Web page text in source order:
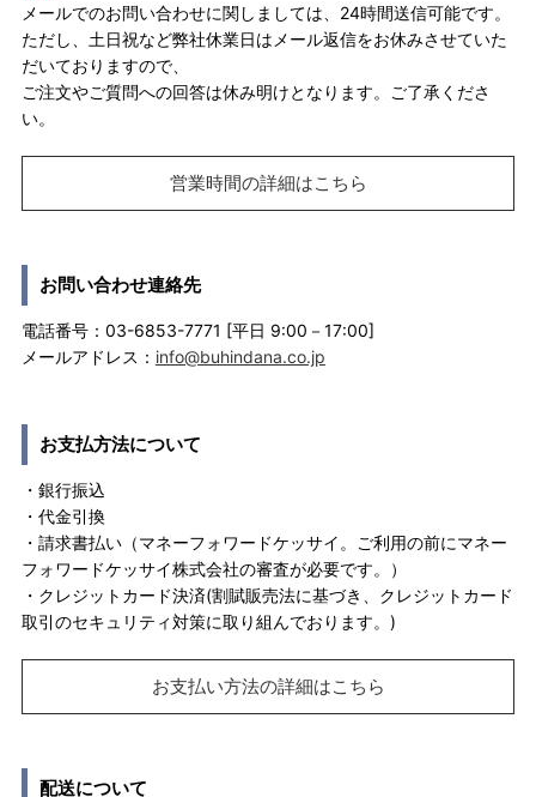
メールでのお問い合わせに関しましては、24時間送信可能です。
ただし、土日祝など弊社休業日はメール返信をお休みさせていた
だいておりますので、
ご注文やご質問への回答は休み明けとなります。ご了承くださ
い。
営業時間の詳細はこちら
お問い合わせ連絡先
電話番号：03-6853-7771 [平日 9:00－17:00]
メールアドレス： info@buhindana.co.jp
お支払方法について
・銀行振込
・代金引換
・請求書払い（マネーフォワードケッサイ。ご利用の前にマネー
フォワードケッサイ株式会社の審査が必要です。）
・クレジットカード決済(割賦販売法に基づき、クレジットカード
取引のセキュリティ対策に取り組んでおります。)
お支払い方法の詳細はこちら
配送について